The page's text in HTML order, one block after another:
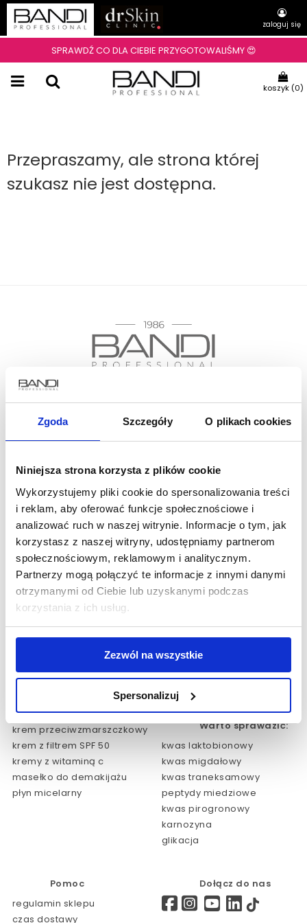
Zgoda Szczegóły O plikach cookies
Niniejsza strona korzysta z plików cookie
Wykorzystujemy pliki cookie do spersonalizowania treści
i reklam, aby oferować funkcje społecznościowe i
analizować ruch w naszej witrynie. Informacje o tym, jak
korzystasz z naszej witryny, udostępniamy partnerom
społecznościowym, reklamowym i analitycznym.
Partnerzy mogą połączyć te informacje z innymi danymi
otrzymanymi od Ciebie lub uzyskanymi podczas
korzystania z ich usług.
Zezwól na wszystkie
Spersonalizuj
zaloguj się
SPRAWDŹ CO DLA CIEBIE PRZYGOTOWALIŚMY 😍
koszyk (0)
Przepraszamy, ale strona której
szukasz nie jest dostępna.
Dołącz do grona miłośników #mojebandi
z 15% rabatu na pierwsze zakupy!
O firmie
o nas
regulaminy
Polecane produkty:
krem przeciwzmarszczkowy
krem z filtrem SPF 50
kremy z witaminą c
masełko do demakijażu
płyn micelarny
Gdzie kupić
Salony Polska
Salony Zagranica
HOME EXPERT
NOWOŚCI
Warto sprawdzić:
kwas laktobionowy
kwas migdałowy
kwas traneksamowy
peptydy miedziowe
kwas pirogronowy
karnozyna
glikacja
Pomoc
regulamin sklepu
czas dostawy
Dołącz do nas